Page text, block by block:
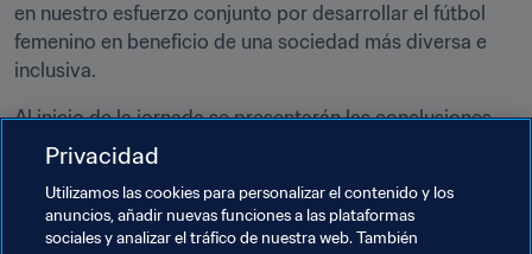
en nuestro esfuerzo conjunto por desarrollar el fútbol
femenino en beneficio de una sociedad más diversa e
inclusiva.
Al inicio de la jornada se presentarán las conclusiones
del día anterior, tras lo cual se iniciarán los debates, que
igualdad de género en términos más amplios, con miras
a resaltar las iniciativas organizativas necesarias para
Privacidad
Utilizamos las cookies para personalizar el contenido y los
anuncios, añadir nuevas funciones a las plataformas
sociales y analizar el tráfico de nuestra web. También